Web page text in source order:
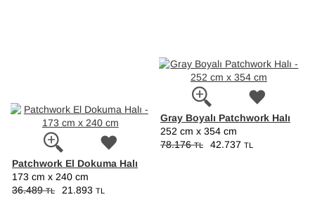
Gray Boyalı Patchwork Halı
252 cm x 354 cm
78.176TL 42.737 TL
Patchwork El Dokuma Halı
173 cm x 240 cm
36.489TL 21.893 TL